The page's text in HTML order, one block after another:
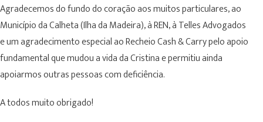
Agradecemos do fundo do coração aos muitos particulares, ao
Município da Calheta (Ilha da Madeira), à REN, à Telles Advogados
e um agradecimento especial ao Recheio Cash & Carry pelo apoio
fundamental que mudou a vida da Cristina e permitiu ainda
apoiarmos outras pessoas com deficiência.
A todos muito obrigado!